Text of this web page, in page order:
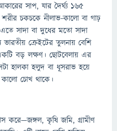
সাপ, যার দৈর্ঘ্য ১৬৫
শরীর চকচকে নীলাভ-কালো বা গাঢ়
সাদা বা দুধের মতো সাদা
ভারতীয় ক্রেইটের তুলনায় বেশি
বড় লক্ষণ। ছোটবেলায় এর
হালকা হলুদ বা ধূসরাভ হয়ে
চোখ থাকে।
করে—জঙ্গল, কৃষি জমি, গ্রামীণ